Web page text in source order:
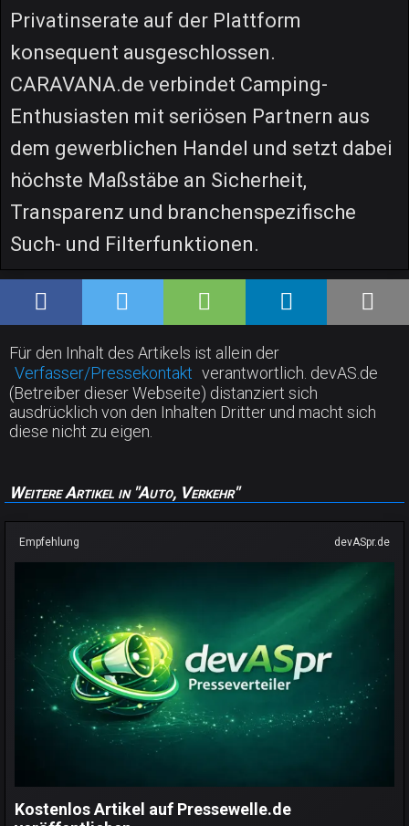
Privatinserate auf der Plattform
konsequent ausgeschlossen.
CARAVANA.de verbindet Camping-
Enthusiasten mit seriösen Partnern aus
dem gewerblichen Handel und setzt dabei
höchste Maßstäbe an Sicherheit,
Transparenz und branchenspezifische
Such- und Filterfunktionen.
Für den Inhalt des Artikels ist allein der
Verfasser/Pressekontakt verantwortlich. devAS.de
(Betreiber dieser Webseite) distanziert sich
ausdrücklich von den Inhalten Dritter und macht sich
diese nicht zu eigen.
Weitere Artikel in "Auto, Verkehr"
Empfehlung devASpr.de
Kostenlos Artikel auf Pressewelle.de